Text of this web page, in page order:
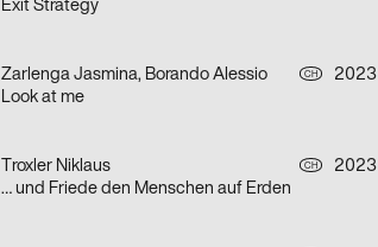
Exit Strategy
Zarlenga Jasmina, Borando Alessio CH
2023
Look at me
Troxler Niklaus CH
2023
… und Friede den Menschen auf Erden